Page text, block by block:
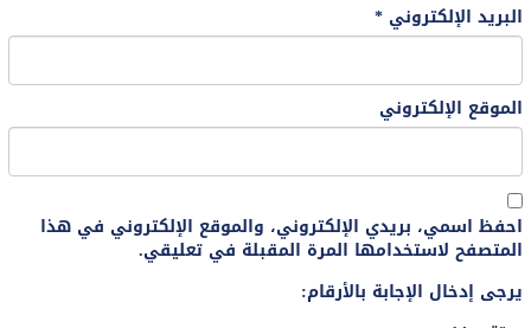
البريد الإلكتروني *
الموقع الإلكتروني
احفظ اسمي، بريدي الإلكتروني، والموقع الإلكتروني في هذا
المتصفح لاستخدامها المرة المقبلة في تعليقي.
يرجى إدخال الإجابة بالأرقام: